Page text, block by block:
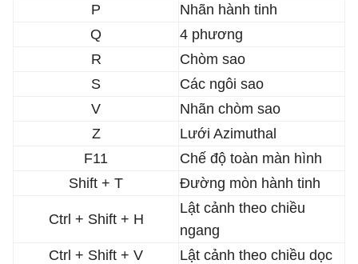
P
Nhãn hành tinh
Q
4 phương
R
Chòm sao
S
Các ngôi sao
V
Nhãn chòm sao
Z
Lưới Azimuthal
F11
Chế độ toàn màn hình
Shift + T
Đường mòn hành tinh
Ctrl + Shift + H
Lật cảnh theo chiều
ngang
Ctrl + Shift + V
Lật cảnh theo chiều dọc